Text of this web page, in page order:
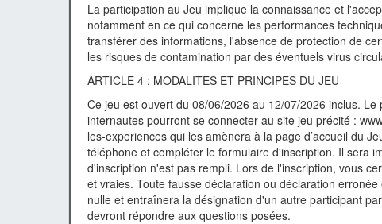
La participation au Jeu implique la connaissance et
notamment en ce qui concerne les performances
transférer des informations, l'absence de protection de
les risques de contamination par des éventuels virus
ARTICLE 4 : MODALITES ET PRINCIPES DU JEU
Ce jeu est ouvert du 08/06/2026 au 12/07/2026 inclus.
internautes pourront se connecter au site jeu précité :
les-experiences qui les amènera à la page d’accueil du
téléphone et compléter le formulaire d'inscription. Il sera
d'inscription n'est pas rempli. Lors de l'inscription, vous
et vraies. Toute fausse déclaration ou déclaration
nulle et entraînera la désignation d'un autre participant
devront répondre aux questions posées.